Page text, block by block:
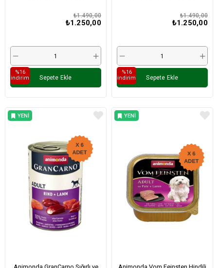
₺1.250,00
₺1.490,00
Sepete Ekle
%16
i̇ndirim
₺1.250,00
₺1.490,00
Sepete Ekle
%16
i̇ndirim
YENI
YENI